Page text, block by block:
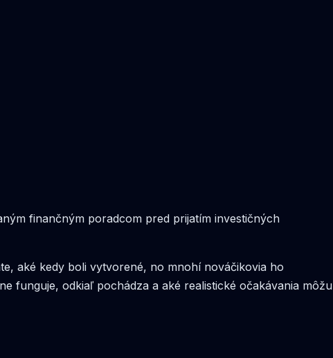
finančným poradcom pred prijatím investičných
aké kedy boli vytvorené, no mnohí nováčikovia ho
funguje, odkiaľ pochádza a aké realistické očakávania môžu